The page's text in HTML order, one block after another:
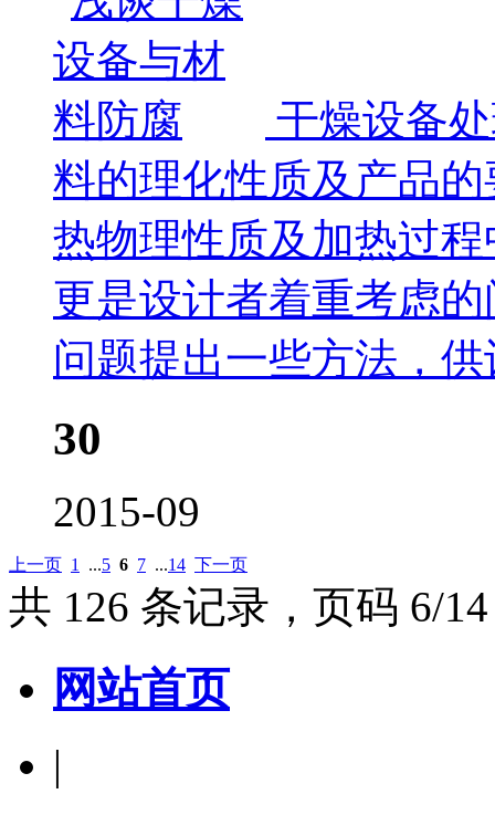
干燥设备
料的理化性质及产品
热物理性质及加热过
更是设计者着重考虑
问题提出一些方法，
30
2015-09
上一页 1 ...5 6 7 ...14 下一页
共 126 条记录，页码 6/14
网站首页
|